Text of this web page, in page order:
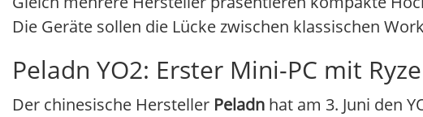
Die Geräte sollen die Lücke zwischen klassischen
Peladn YO2: Erster Mini-PC mit
Der chinesische Hersteller Peladn hat am 3. Juni den